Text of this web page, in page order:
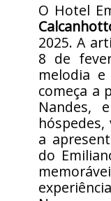
O Hotel
2025. A
8 de
melodia
começa a
Nandes,
a
do